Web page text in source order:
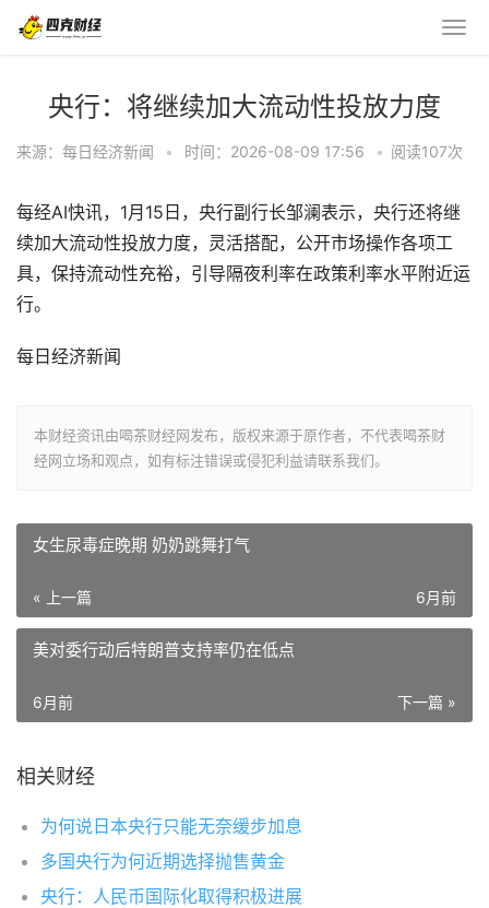
央行：将继续加大流动性投放力度
来源：每日经济新闻 • 时间：2026-08-09 17:56 • 阅读107次
每经AI快讯，1月15日，央行副行长邹澜表示，央行还将继
续加大流动性投放力度，灵活搭配，公开市场操作各项工
具，保持流动性充裕，引导隔夜利率在政策利率水平附近运
行。
每日经济新闻
本财经资讯由喝茶财经网发布，版权来源于原作者，不代表喝茶财
经网立场和观点，如有标注错误或侵犯利益请联系我们。
女生尿毒症晚期 奶奶跳舞打气
« 上一篇 6月前
美对委行动后特朗普支持率仍在低点
下一篇 »
6月前
相关财经
为何说日本央行只能无奈缓步加息
多国央行为何近期选择抛售黄金
央行：人民币国际化取得积极进展